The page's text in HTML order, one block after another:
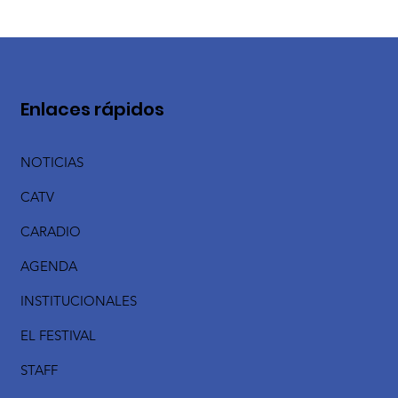
Enlaces rápidos
NOTICIAS
CATV
CARADIO
AGENDA
INSTITUCIONALES
EL FESTIVAL
STAFF